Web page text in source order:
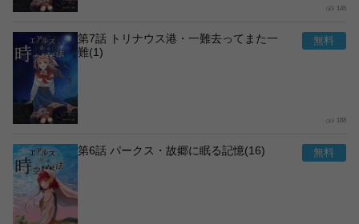
145
第7話 トリナウス港・一難去ってまた一
難(1)
188
第6話 パークス・故郷に眠る記憶(16)